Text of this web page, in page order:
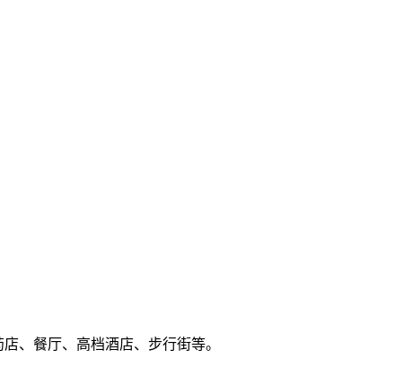
、餐厅、高档酒店、步行街等。